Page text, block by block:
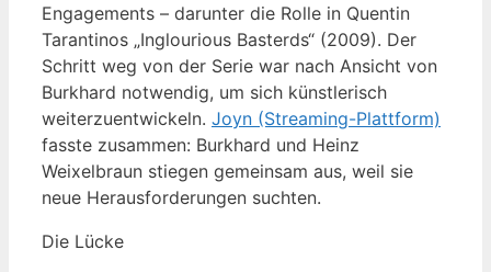
Engagements – darunter die Rolle in Quentin
Tarantinos „Inglourious Basterds“ (2009). Der
Schritt weg von der Serie war nach Ansicht von
Burkhard notwendig, um sich künstlerisch
weiterzuentwickeln. Joyn (Streaming-Plattform)
fasste zusammen: Burkhard und Heinz
Weixelbraun stiegen gemeinsam aus, weil sie
neue Herausforderungen suchten.
Die Lücke